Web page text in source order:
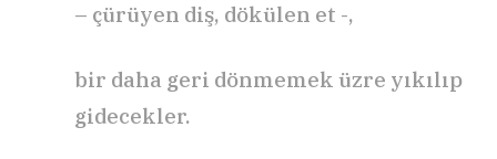
– çürüyen diş, dökülen et -,
bir daha geri dönmemek üzre yıkılıp
gidecekler.